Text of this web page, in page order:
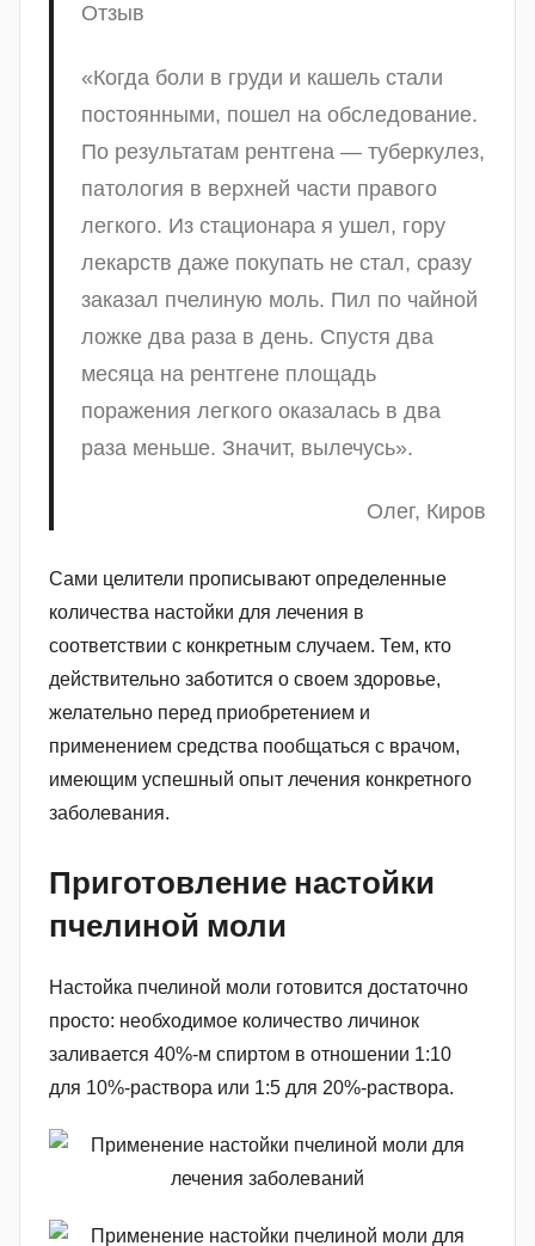
Отзыв
«Когда боли в груди и кашель стали
постоянными, пошел на обследование.
По результатам рентгена — туберкулез,
патология в верхней части правого
легкого. Из стационара я ушел, гору
лекарств даже покупать не стал, сразу
заказал пчелиную моль. Пил по чайной
ложке два раза в день. Спустя два
месяца на рентгене площадь
поражения легкого оказалась в два
раза меньше. Значит, вылечусь».
Олег, Киров
Сами целители прописывают определенные
количества настойки для лечения в
соответствии с конкретным случаем. Тем, кто
действительно заботится о своем здоровье,
желательно перед приобретением и
применением средства пообщаться с врачом,
имеющим успешный опыт лечения конкретного
заболевания.
Приготовление настойки
пчелиной моли
Настойка пчелиной моли готовится достаточно
просто: необходимое количество личинок
заливается 40%-м спиртом в отношении 1:10
для 10%-раствора или 1:5 для 20%-раствора.